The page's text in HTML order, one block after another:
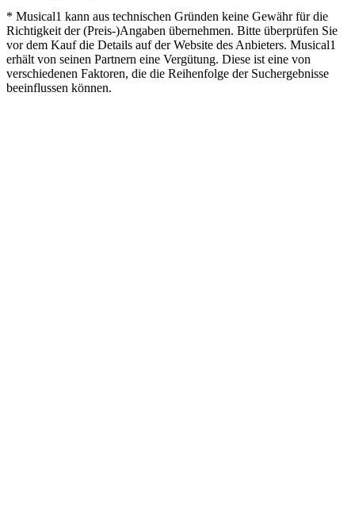
* Musical1 kann aus technischen Gründen keine Gewähr für die
Richtigkeit der (Preis-)Angaben übernehmen. Bitte überprüfen Sie
vor dem Kauf die Details auf der Website des Anbieters. Musical1
erhält von seinen Partnern eine Vergütung. Diese ist eine von
verschiedenen Faktoren, die die Reihenfolge der Suchergebnisse
beeinflussen können.